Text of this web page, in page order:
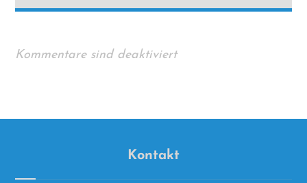
Kommentare sind deaktiviert
Kontakt